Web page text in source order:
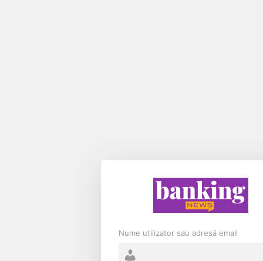
Nume utilizator sau adresă email